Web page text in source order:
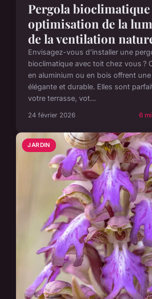
Pergola bioclimatique
optimisation de la
de la ventilation
Envisagez-vous d'installer une
bioclimatique avec toit chez vous ?
en aluminium ou en bois offrent
élégante et durable. Elles sont
votre terrasse, vot...
24 février 2026 6
JARDIN